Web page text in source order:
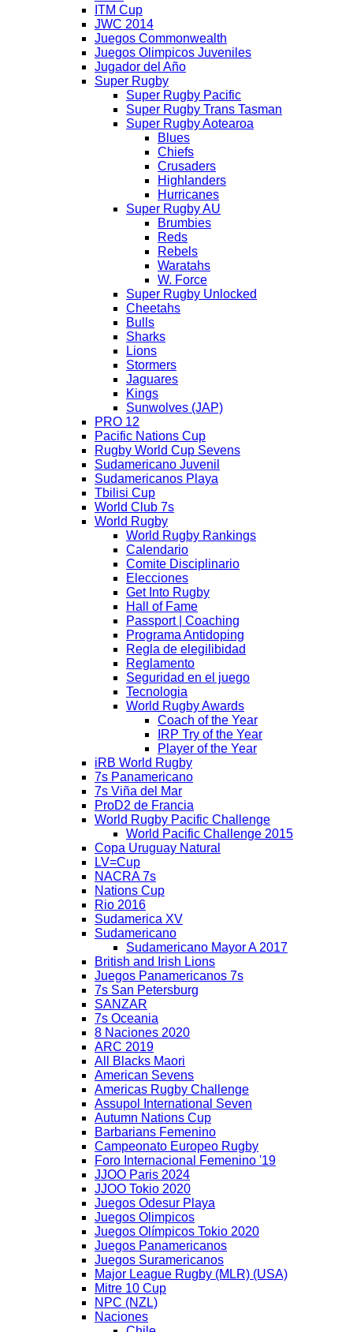
ITM Cup
JWC 2014
Juegos Commonwealth
Juegos Olimpicos Juveniles
Jugador del Año
Super Rugby
Super Rugby Pacific
Super Rugby Trans Tasman
Super Rugby Aotearoa
Blues
Chiefs
Crusaders
Highlanders
Hurricanes
Super Rugby AU
Brumbies
Reds
Rebels
Waratahs
W. Force
Super Rugby Unlocked
Cheetahs
Bulls
Sharks
Lions
Stormers
Jaguares
Kings
Sunwolves (JAP)
PRO 12
Pacific Nations Cup
Rugby World Cup Sevens
Sudamericano Juvenil
Sudamericanos Playa
Tbilisi Cup
World Club 7s
World Rugby
World Rugby Rankings
Calendario
Comite Disciplinario
Elecciones
Get Into Rugby
Hall of Fame
Passport | Coaching
Programa Antidoping
Regla de elegilibidad
Reglamento
Seguridad en el juego
Tecnologia
World Rugby Awards
Coach of the Year
IRP Try of the Year
Player of the Year
iRB World Rugby
7s Panamericano
7s Viña del Mar
ProD2 de Francia
World Rugby Pacific Challenge
World Pacific Challenge 2015
Copa Uruguay Natural
LV=Cup
NACRA 7s
Nations Cup
Rio 2016
Sudamerica XV
Sudamericano
Sudamericano Mayor A 2017
British and Irish Lions
Juegos Panamericanos 7s
7s San Petersburg
SANZAR
7s Oceania
8 Naciones 2020
ARC 2019
All Blacks Maori
American Sevens
Americas Rugby Challenge
Assupol International Seven
Autumn Nations Cup
Barbarians Femenino
Campeonato Europeo Rugby
Foro Internacional Femenino '19
JJOO Paris 2024
JJOO Tokio 2020
Juegos Odesur Playa
Juegos Olimpicos
Juegos Olímpicos Tokio 2020
Juegos Panamericanos
Juegos Suramericanos
Major League Rugby (MLR) (USA)
Mitre 10 Cup
NPC (NZL)
Naciones